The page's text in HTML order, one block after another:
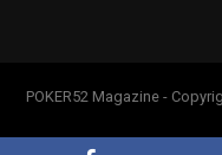
POKER52 Magazine -